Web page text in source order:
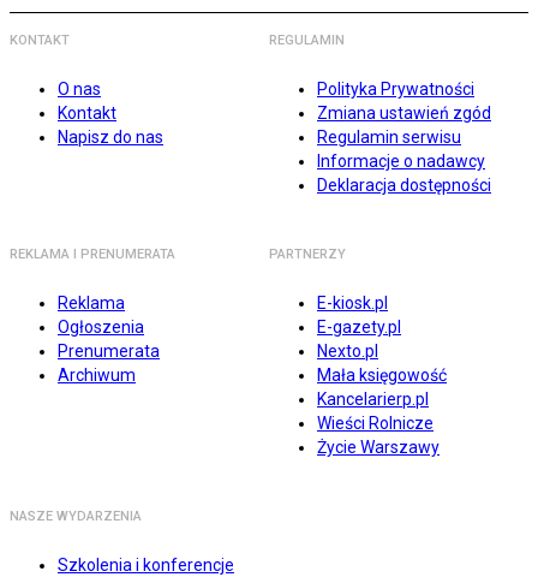
KONTAKT
O nas
Kontakt
Napisz do nas
REGULAMIN
Polityka Prywatności
Zmiana ustawień zgód
Regulamin serwisu
Informacje o nadawcy
Deklaracja dostępności
REKLAMA I PRENUMERATA
Reklama
Ogłoszenia
Prenumerata
Archiwum
PARTNERZY
E-kiosk.pl
E-gazety.pl
Nexto.pl
Mała księgowość
Kancelarierp.pl
Wieści Rolnicze
Życie Warszawy
NASZE WYDARZENIA
Szkolenia i konferencje